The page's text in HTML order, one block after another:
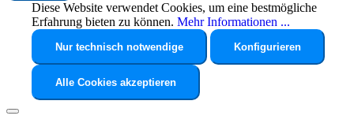
Diese Website verwendet Cookies, um eine bestmögliche
Erfahrung bieten zu können. Mehr Informationen ...
Nur technisch notwendige Konfigurieren
Alle Cookies akzeptieren